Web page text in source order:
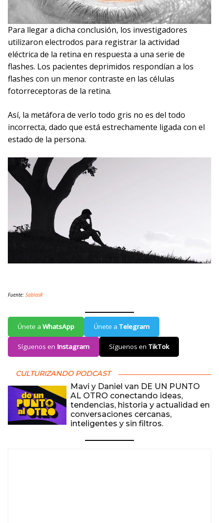
Para llegar a dicha conclusión, los investigadores
utilizaron electrodos para registrar la actividad
eléctrica de la retina en respuesta a una serie de
flashes. Los pacientes deprimidos respondían a los
flashes con un menor contraste en las células
fotorreceptoras de la retina.
Así, la metáfora de verlo todo gris no es del todo
incorrecta, dado que está estrechamente ligada con el
estado de la persona.
Fuente: SabíasK
Únete a WhatsApp Únete a Telegram
Síguenos en Instagram Síguenos en TikTok
CULTURIZANDO PODCAST
Mavi y Daniel van DE UN PUNTO
AL OTRO conectando ideas,
tendencias, historia y actualidad en
conversaciones cercanas,
inteligentes y sin filtros.